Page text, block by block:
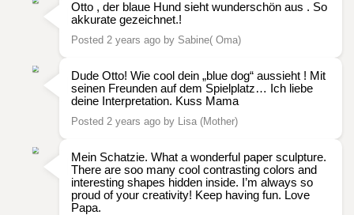
Otto , der blaue Hund sieht wunderschön aus . So
akkurate gezeichnet.!
Posted 2 years ago by Sabine( Oma)
Dude Otto! Wie cool dein „blue dog“ aussieht ! Mit
seinen Freunden auf dem Spielplatz… Ich liebe
deine Interpretation. Kuss Mama
Posted 2 years ago by Lisa (Mother)
Mein Schatzie. What a wonderful paper sculpture.
There are soo many cool contrasting colors and
interesting shapes hidden inside. I’m always so
proud of your creativity! Keep having fun. Love
Papa.